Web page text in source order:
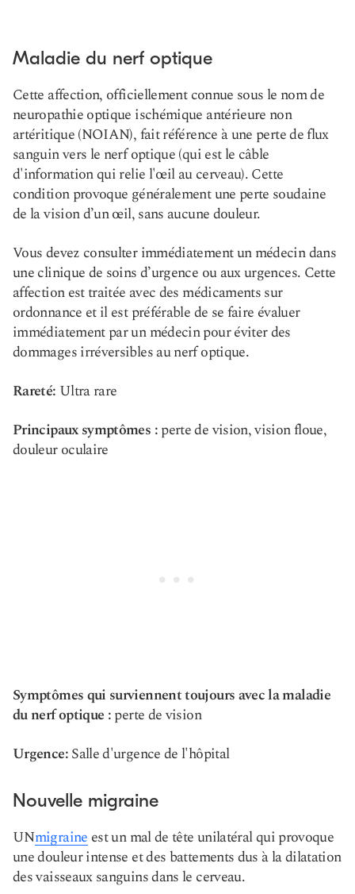
Maladie du nerf optique
Cette affection, officiellement connue sous le nom de
neuropathie optique ischémique antérieure non
artéritique (NOIAN), fait référence à une perte de flux
sanguin vers le nerf optique (qui est le câble
d'information qui relie l'œil au cerveau). Cette
condition provoque généralement une perte soudaine
de la vision d’un œil, sans aucune douleur.
Vous devez consulter immédiatement un médecin dans
une clinique de soins d’urgence ou aux urgences. Cette
affection est traitée avec des médicaments sur
ordonnance et il est préférable de se faire évaluer
immédiatement par un médecin pour éviter des
dommages irréversibles au nerf optique.
Rareté: Ultra rare
Principaux symptômes :perte de vision, vision floue,
douleur oculaire
Symptômes qui surviennent toujours avec la maladie
du nerf optique :perte de vision
Urgence:Salle d'urgence de l'hôpital
Nouvelle migraine
UNmigraine est un mal de tête unilatéral qui provoque
une douleur intense et des battements dus à la dilatation
des vaisseaux sanguins dans le cerveau.